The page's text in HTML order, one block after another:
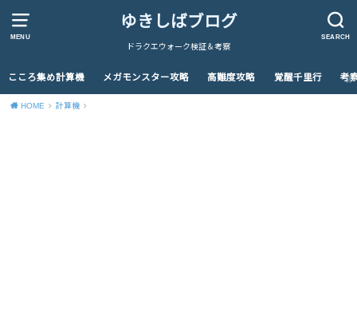
MENU SEARCH
ゆきしばブログ
ドラクエウォーク検証＆考察
こころ集め計算機 メガモンスター攻略 高難度攻略 覚醒千里行 考
HOME 計算機